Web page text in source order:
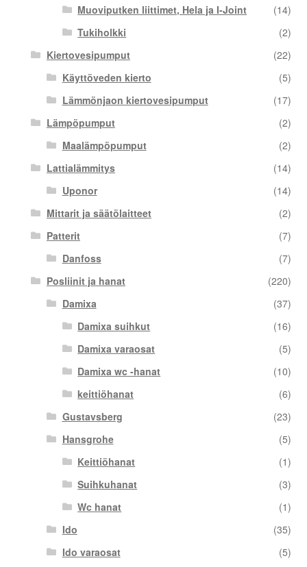
Muoviputken liittimet, Hela ja I-Joint
(14)
Tukiholkki
(2)
Kiertovesipumput
(22)
Käyttöveden kierto
(5)
Lämmönjaon kiertovesipumput
(17)
Lämpöpumput
(2)
Maalämpöpumput
(2)
Lattialämmitys
(14)
Uponor
(14)
Mittarit ja säätölaitteet
(2)
Patterit
(7)
Danfoss
(7)
Posliinit ja hanat
(220)
Damixa
(37)
Damixa suihkut
(16)
Damixa varaosat
(5)
Damixa wc -hanat
(10)
keittiöhanat
(6)
Gustavsberg
(23)
Hansgrohe
(5)
Keittiöhanat
(1)
Suihkuhanat
(3)
Wc hanat
(1)
Ido
(35)
Ido varaosat
(5)